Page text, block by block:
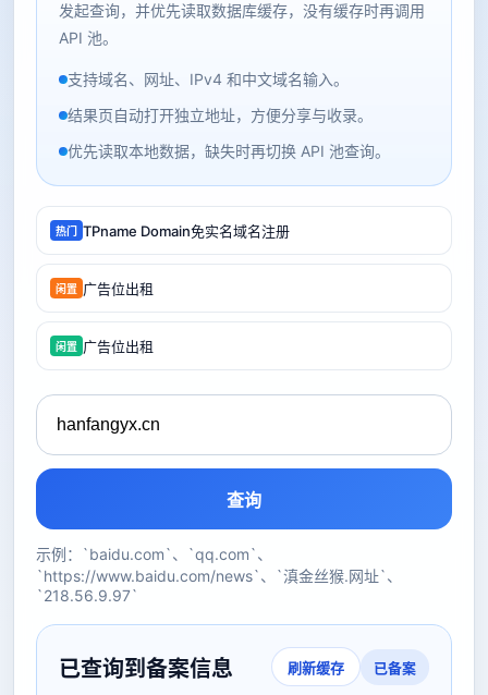
发起查询，并优先读取数据库缓存，没有缓存时再调用
API 池。
支持域名、网址、IPv4 和中文域名输入。
结果页自动打开独立地址，方便分享与收录。
优先读取本地数据，缺失时再切换 API 池查询。
热门 TPname Domain免实名域名注册
闲置 广告位出租
闲置 广告位出租
查询
示例：`baidu.com`、`qq.com`、
`https://www.baidu.com/news`、`滇金丝猴.网址`、
`218.56.9.97`
已查询到备案信息 刷新缓存 已备案